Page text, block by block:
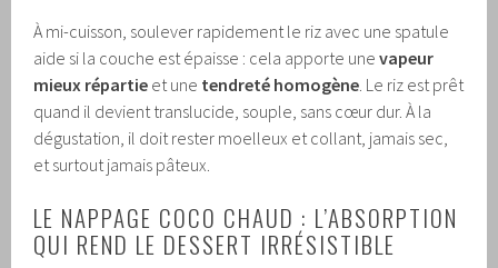
À mi-cuisson, soulever rapidement le riz avec une spatule
aide si la couche est épaisse : cela apporte unevapeur
mieux répartie et une tendreté homogène . Le riz est prêt
quand il devient translucide, souple, sans cœur dur. À la
dégustation, il doit rester moelleux et collant, jamais sec,
et surtout jamais pâteux.
LE NAPPAGE COCO CHAUD : L’ABSORPTION
QUI REND LE DESSERT IRRÉSISTIBLE